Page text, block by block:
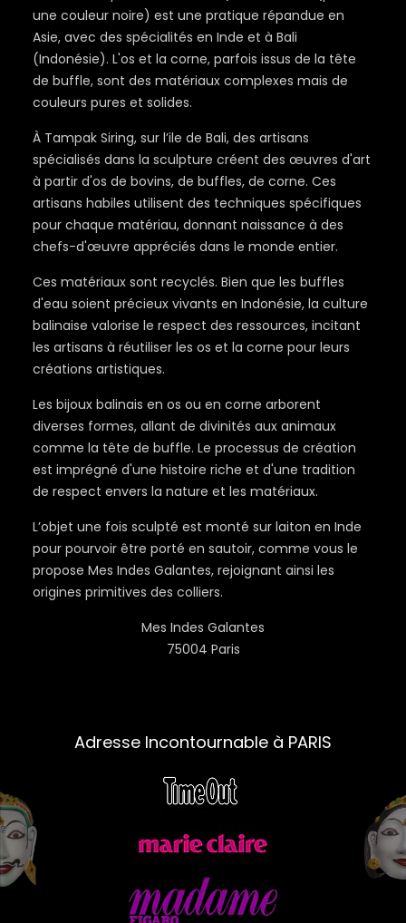
une couleur noire) est une pratique répandue en
Asie, avec des spécialités en Inde et à Bali
(Indonésie). L'os et la corne, parfois issus de la tête
de buffle, sont des matériaux complexes mais de
couleurs pures et solides.
À Tampak Siring, sur l’ile de Bali, des artisans
spécialisés dans la sculpture créent des œuvres d'art
à partir d'os de bovins, de buffles, de corne. Ces
artisans habiles utilisent des techniques spécifiques
pour chaque matériau, donnant naissance à des
chefs-d'œuvre appréciés dans le monde entier.
Ces matériaux sont recyclés. Bien que les buffles
d'eau soient précieux vivants en Indonésie, la culture
balinaise valorise le respect des ressources, incitant
les artisans à réutiliser les os et la corne pour leurs
créations artistiques.
Les bijoux balinais en os ou en corne arborent
diverses formes, allant de divinités aux animaux
comme la tête de buffle. Le processus de création
est imprégné d'une histoire riche et d'une tradition
de respect envers la nature et les matériaux.
L’objet une fois sculpté est monté sur laiton en Inde
pour pourvoir être porté en sautoir, comme vous le
propose Mes Indes Galantes, rejoignant ainsi les
origines primitives des colliers.
Mes Indes Galantes
75004 Paris
Adresse Incontournable à PARIS